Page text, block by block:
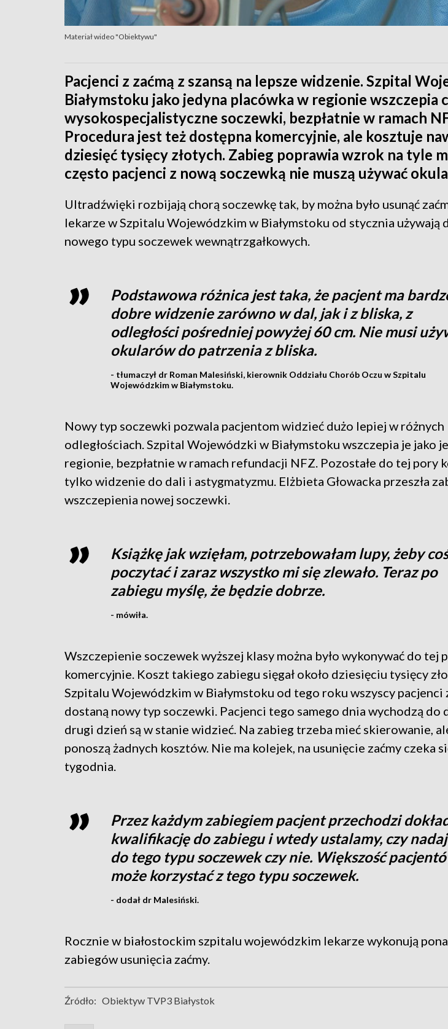
Materiał wideo "Obiektywu"
Pacjenci z zaćmą z szansą na lepsze widzenie. Szpital
Białymstoku jako jedyna placówka w regionie wszczepia
wysokospecjalistyczne soczewki, bezpłatnie w ramach
Procedura jest też dostępna komercyjnie, ale kosztuje
dziesięć tysięcy złotych. Zabieg poprawia wzrok na tyle
często pacjenci z nową soczewką nie muszą używać
Ultradźwięki rozbijają chorą soczewkę tak, by można było usunąć
lekarze w Szpitalu Wojewódzkim w Białymstoku od stycznia używają
nowego typu soczewek wewnątrzgałkowych.
Podstawowa różnica jest taka, że pacjent ma
dobre widzenie zarówno w dal, jak i z bliska, z
odległości pośredniej powyżej 60 cm. Nie musi
okularów do patrzenia z bliska.
- tłumaczył dr Roman Malesiński, kierownik Oddziału Chorób Oczu w Szpitalu
Wojewódzkim w Białymstoku.
Nowy typ soczewki pozwala pacjentom widzieć dużo lepiej w różnych
odległościach. Szpital Wojewódzki w Białymstoku wszczepia je jako
regionie, bezpłatnie w ramach refundacji NFZ. Pozostałe do tej pory
tylko widzenie do dali i astygmatyzmu. Elżbieta Głowacka przeszła
wszczepienia nowej soczewki.
Książkę jak wzięłam, potrzebowałam lupy, żeby coś
poczytać i zaraz wszystko mi się zlewało. Teraz po
zabiegu myślę, że będzie dobrze.
- mówiła.
Wszczepienie soczewek wyższej klasy można było wykonywać do tej
komercyjnie. Koszt takiego zabiegu sięgał około dziesięciu tysięcy
Szpitalu Wojewódzkim w Białymstoku od tego roku wszyscy pacjenci
dostaną nowy typ soczewki. Pacjenci tego samego dnia wychodzą do
drugi dzień są w stanie widzieć. Na zabieg trzeba mieć skierowanie,
ponoszą żadnych kosztów. Nie ma kolejek, na usunięcie zaćmy czeka
tygodnia.
Przez każdym zabiegiem pacjent przechodzi
kwalifikację do zabiegu i wtedy ustalamy, czy
do tego typu soczewek czy nie. Większość
może korzystać z tego typu soczewek.
- dodał dr Malesiński.
Rocznie w białostockim szpitalu wojewódzkim lekarze wykonują
zabiegów usunięcia zaćmy.
Źródło: Obiektyw TVP3 Białystok